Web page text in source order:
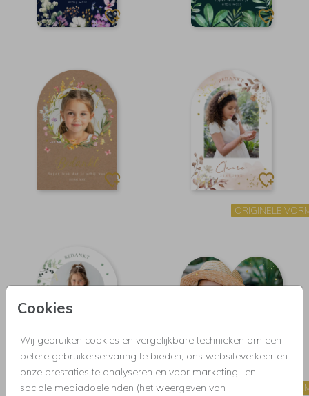
Cookies
Wij gebruiken cookies en vergelijkbare technieken om een
betere gebruikerservaring te bieden, ons websiteverkeer en
onze prestaties te analyseren en voor marketing- en
sociale mediadoeleinden (het weergeven van
ORIGINELE
ORIGINELE VORM ORIGINELE